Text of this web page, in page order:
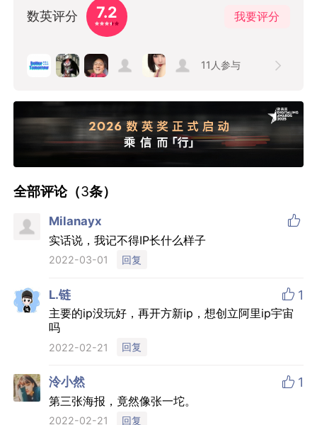
数英评分 7.2 我要评分
11 人参与
全部评论（3条）
Milanayx 
实话说，我记不得IP长什么样子
2022-03-01 回复
L.链  1
主要的ip没玩好，再开方新ip，想创立阿里ip宇宙
吗
2022-02-21 回复
泠小然  1
第三张海报，竟然像张一坨。
2022-02-21 回复